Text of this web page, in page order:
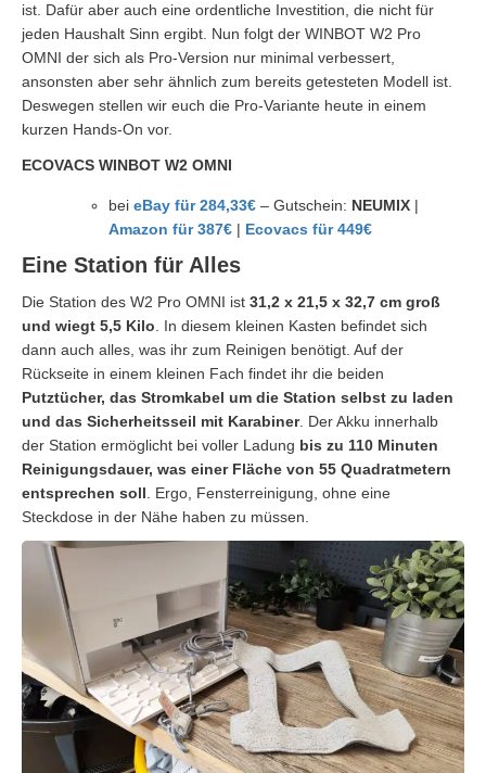
ist. Dafür aber auch eine ordentliche Investition, die nicht für
jeden Haushalt Sinn ergibt. Nun folgt der WINBOT W2 Pro
OMNI der sich als Pro-Version nur minimal verbessert,
ansonsten aber sehr ähnlich zum bereits getesteten Modell ist.
Deswegen stellen wir euch die Pro-Variante heute in einem
kurzen Hands-On vor.
ECOVACS WINBOT W2 OMNI
bei eBay für 284,33€ – Gutschein: NEUMIX |
Amazon für 387€ | Ecovacs für 449€
Eine Station für Alles
Die Station des W2 Pro OMNI ist 31,2 x 21,5 x 32,7 cm groß
und wiegt 5,5 Kilo. In diesem kleinen Kasten befindet sich
dann auch alles, was ihr zum Reinigen benötigt. Auf der
Rückseite in einem kleinen Fach findet ihr die beiden
Putztücher, das Stromkabel um die Station selbst zu laden
und das Sicherheitsseil mit Karabiner. Der Akku innerhalb
der Station ermöglicht bei voller Ladung bis zu 110 Minuten
Reinigungsdauer, was einer Fläche von 55 Quadratmetern
entsprechen soll. Ergo, Fensterreinigung, ohne eine
Steckdose in der Nähe haben zu müssen.